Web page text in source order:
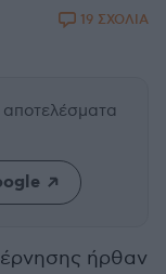
19 ΣΧΟΛΙΑ
ήρθαν